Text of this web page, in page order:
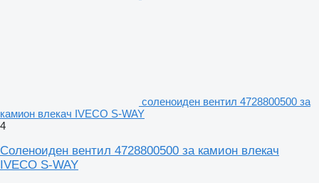
соленоиден вентил 4728800500 за
камион влекач IVECO S-WAY
4
Соленоиден вентил 4728800500 за камион влекач
IVECO S-WAY